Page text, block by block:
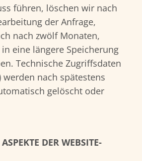
führen, löschen wir nach
der Anfrage,
nach zwölf Monaten,
eine längere Speicherung
Technische Zugriffsdaten
werden nach spätestens
gelöscht oder
DER WEBSITE-